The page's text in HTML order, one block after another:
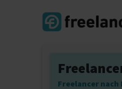
Freelancer